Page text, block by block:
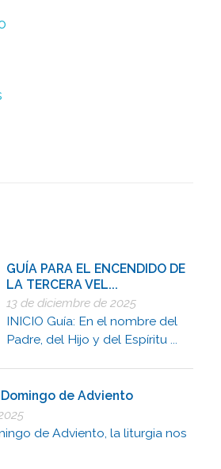
GUÍA PARA EL ENCENDIDO DE
LA TERCERA VEL...
13 de diciembre de 2025
INICIO Guía: En el nombre del
Padre, del Hijo y del Espíritu ...
de Adviento
de Adviento, la liturgia nos